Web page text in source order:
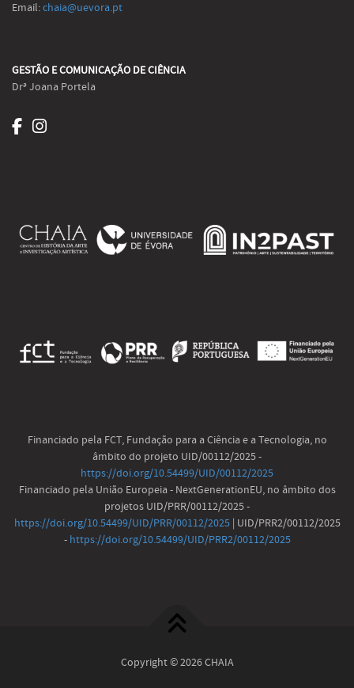
Email:chaia@uevora.pt
GESTÃO E COMUNICAÇÃO DE CIÊNCIA
Drª Joana Portela
Financiado pela FCT, Fundação para a Ciência e a Tecnologia, no
âmbito do projeto UID/00112/2025 -
https://doi.org/10.54499/UID/00112/2025
Financiado pela União Europeia - NextGenerationEU, no âmbito dos
projetos UID/PRR/00112/2025 -
https://doi.org/10.54499/UID/PRR/00112/2025| UID/PRR2/00112/2025
- https://doi.org/10.54499/UID/PRR2/00112/2025
Copyright © 2026 CHAIA